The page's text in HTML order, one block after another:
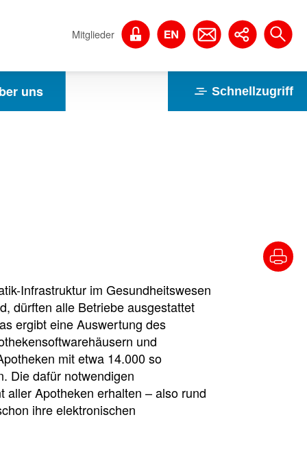
Mitglieder
uns Schnellzugriff
Infrastruktur im Gesundheitswesen
dürften alle Betriebe ausgestattet
ergibt eine Auswertung des
und
mit etwa 14.000 so
Die dafür notwendigen
Apotheken erhalten – also rund
ihre elektronischen